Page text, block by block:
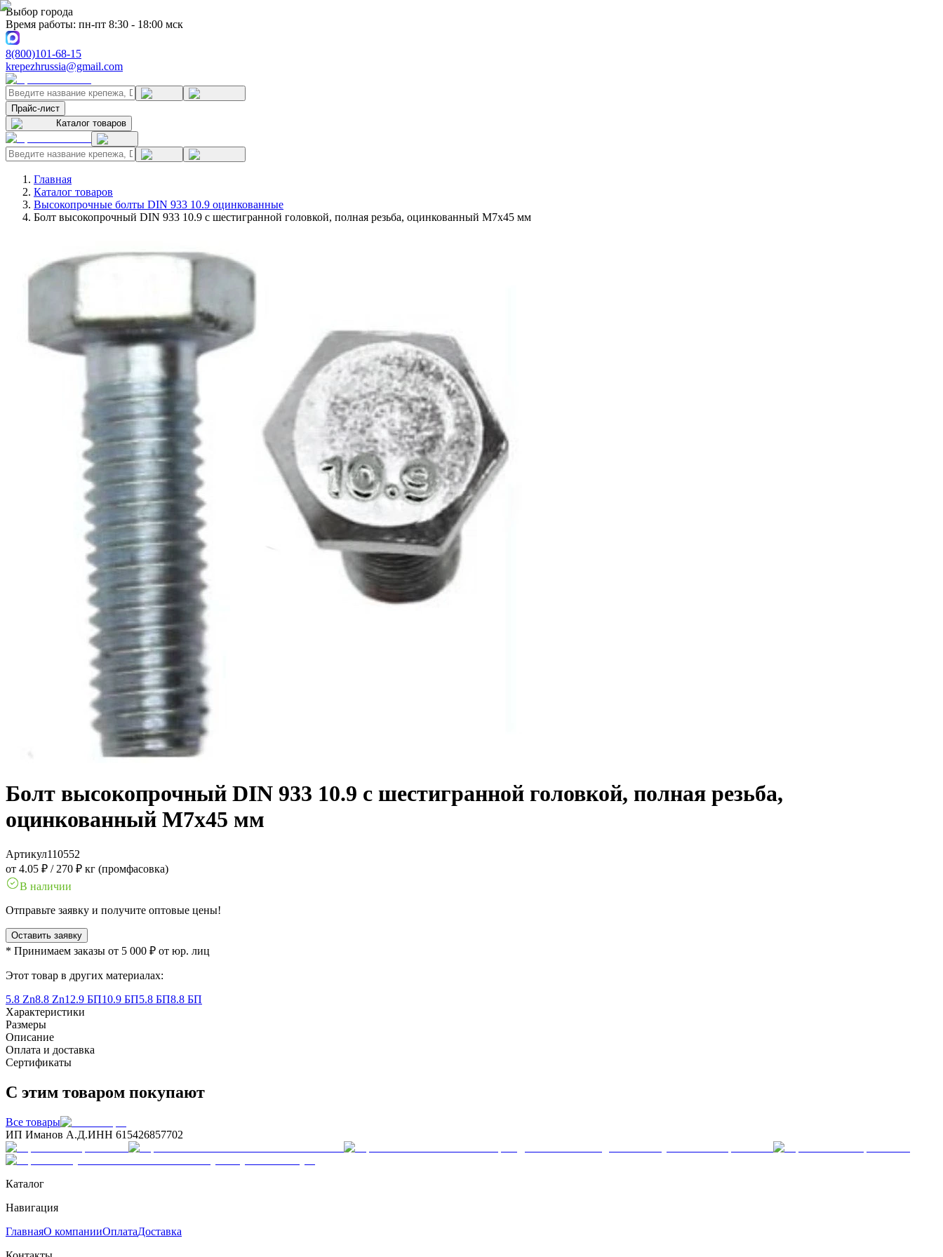
Выбор города
Время работы: пн-пт 8:30 - 18:00 мск
8(800)101-68-15
krepezhrussia@gmail.com
Прайс-лист
Каталог товаров
Главная
Каталог товаров
Высокопрочные болты DIN 933 10.9 оцинкованные
Болт высокопрочный DIN 933 10.9 с шестигранной головкой, полная резьба, оцинкованный M7x45 мм
Болт высокопрочный DIN 933 10.9 с шестигранной головкой, полная резьба,
оцинкованный M7x45 мм
Артикул110552
от 4.05 ₽ / 270 ₽ кг (промфасовка)
В наличии
Отправьте заявку и получите оптовые цены!
Оставить заявку
* Принимаем заказы от 5 000 ₽ от юр. лиц
Этот товар в других материалах:
5.8 Zn8.8 Zn12.9 БП10.9 БП5.8 БП8.8 БП
Характеристики
Размеры
Описание
Оплата и доставка
Сертификаты
С этим товаром покупают
Все товары
ИП Иманов А.Д.ИНН 615426857702
Каталог
Навигация
ГлавнаяО компанииОплатаДоставка